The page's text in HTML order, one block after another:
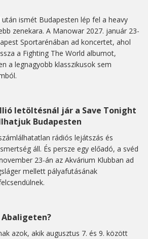
ismét Budapesten lép fel a heavy
zenekara. A Manowar 2027. január 23-
Sportarénában ad koncertet, ahol
a Fighting The World albumot,
a legnagyobb klasszikusok sem
letöltésnál jár a Save Tonight
Budapesten
rádiós lejátszás és
áll. És persze egy előadó, a svéd
23-án az Akvárium Klubban ad
mellett pályafutásának
azok, akik augusztus 7. és 9. között